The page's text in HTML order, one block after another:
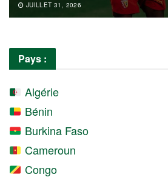
JUILLET 31, 2026
Pays :
Algérie
Bénin
Burkina Faso
Cameroun
Congo